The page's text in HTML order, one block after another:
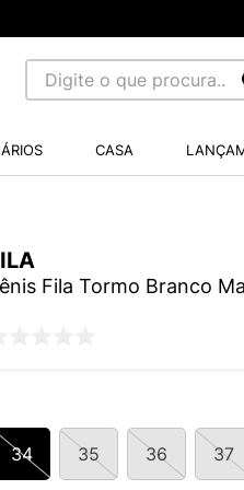
Digite o que procura...
CASA
Fila Tormo Branco
34 35 36 37
BALANCE 530
VANS ULTRARANGE